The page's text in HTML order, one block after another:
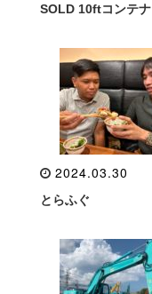
SOLD 10ftコンテナ
2024.03.30
とらふぐ